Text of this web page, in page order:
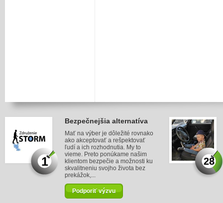
1
Bezpečnejšia alternatíva
Mať na výber je dôležité rovnako
ako akceptovať a rešpektovať
ľudí a ich rozhodnutia. My to
vieme. Preto ponúkame našim
klientom bezpečie a možnosti ku
skvalitneniu svojho života bez
prekážok,...
Podporiť výzvu
28